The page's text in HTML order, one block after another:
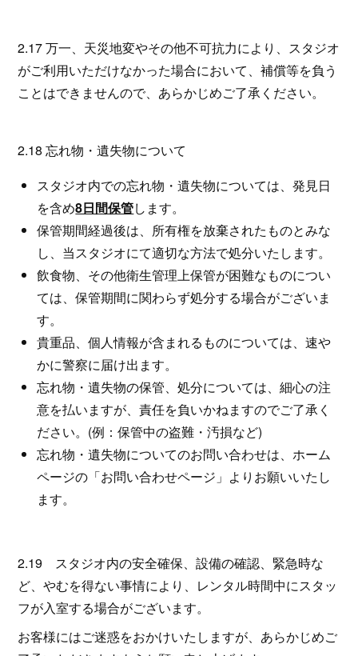
2.17 万一、天災地変やその他不可抗力により、スタジオ
がご利用いただけなかった場合において、補償等を負う
ことはできませんので、あらかじめご了承ください。
2.18 忘れ物・遺失物について
スタジオ内での忘れ物・遺失物については、発見日
を含め8日間保管します。
保管期間経過後は、所有権を放棄されたものとみな
し、当スタジオにて適切な方法で処分いたします。
飲食物、その他衛生管理上保管が困難なものについ
ては、保管期間に関わらず処分する場合がございま
す。
貴重品、個人情報が含まれるものについては、速や
かに警察に届け出ます。
忘れ物・遺失物の保管、処分については、細心の注
意を払いますが、責任を負いかねますのでご了承く
ださい。(例：保管中の盗難・汚損など)
忘れ物・遺失物についてのお問い合わせは、ホーム
ページの「お問い合わせページ」よりお願いいたし
ます。
2.19 スタジオ内の安全確保、設備の確認、緊急時な
ど、やむを得ない事情により、レンタル時間中にスタッ
フが入室する場合がございます。
お客様にはご迷惑をおかけいたしますが、あらかじめご